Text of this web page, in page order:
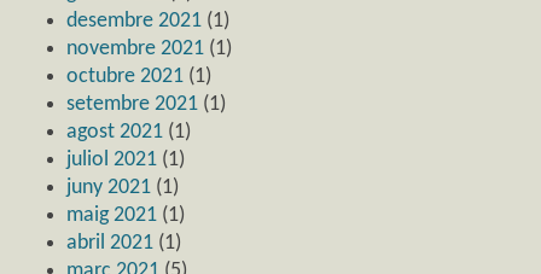
desembre 2021 (1)
novembre 2021 (1)
octubre 2021 (1)
setembre 2021 (1)
agost 2021 (1)
juliol 2021 (1)
juny 2021 (1)
maig 2021 (1)
abril 2021 (1)